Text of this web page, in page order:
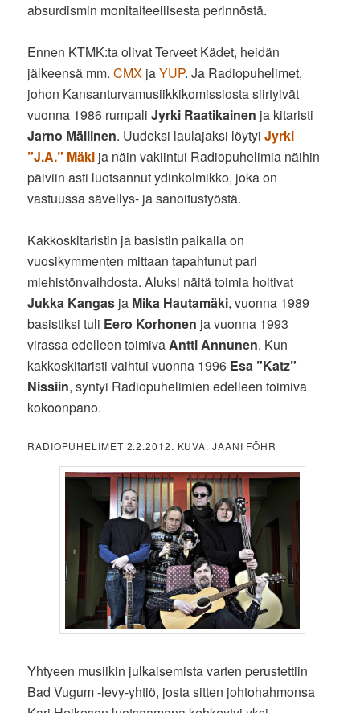
absurdismin monitaiteellisesta perinnöstä.
Ennen KTMK:ta olivat Terveet Kädet, heidän
jälkeensä mm.CMX jaYUP. Ja Radiopuhelimet,
johon Kansanturvamusiikkikomissiosta siirtyivät
vuonna 1986 rumpaliJyrki Raatikainen ja kitaristi
Jarno Mällinen. Uudeksi laulajaksi löytyiJyrki
”J.A.” Mäki ja näin vakiintui Radiopuhelimia näihin
päiviin asti luotsannut ydinkolmikko, joka on
vastuussa sävellys- ja sanoitustyöstä.
Kakkoskitaristin ja basistin paikalla on
vuosikymmenten mittaan tapahtunut pari
miehistönvaihdosta. Aluksi näitä toimia hoitivat
Jukka Kangas ja Mika Hautamäki, vuonna 1989
basistiksi tuli Eero Korhonen ja vuonna 1993
virassa edelleen toimivaAntti Annunen. Kun
kakkoskitaristi vaihtui vuonna 1996 Esa ”Katz”
Nissiin, syntyi Radiopuhelimien edelleen toimiva
kokoonpano.
RADIOPUHELIMET 2.2.2012. KUVA: JAANI FÖHR
Yhtyeen musiikin julkaisemista varten perustettiin
Bad Vugum -levy-yhtiö, josta sitten johtohahmonsa